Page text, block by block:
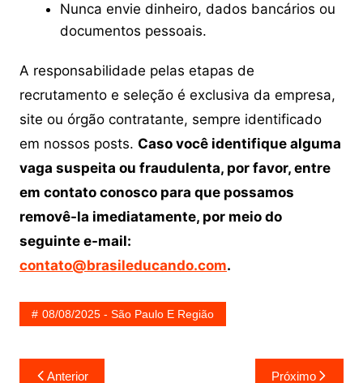
Nunca envie dinheiro, dados bancários ou
documentos pessoais.
A responsabilidade pelas etapas de
recrutamento e seleção é exclusiva da empresa,
site ou órgão contratante, sempre identificado
em nossos posts. Caso você identifique alguma
vaga suspeita ou fraudulenta, por favor, entre
em contato conosco para que possamos
removê-la imediatamente, por meio do
seguinte e-mail:
contato@brasileducando.com.
08/08/2025 - São Paulo E Região
Navegação
Anterior Próximo